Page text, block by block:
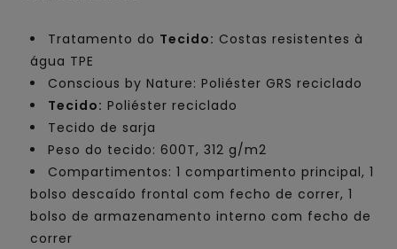
Tratamento do Tecido: Costas resistentes à
água TPE
Conscious by Nature: Poliéster GRS reciclado
Tecido: Poliéster reciclado
Tecido de sarja
Peso do tecido: 600T, 312 g/m2
Compartimentos: 1 compartimento principal, 1
bolso descaído frontal com fecho de correr, 1
bolso de armazenamento interno com fecho de
correr